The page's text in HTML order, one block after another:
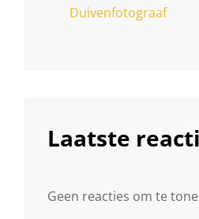
Duivenfotograaf
Laatste
Geen reacties om te